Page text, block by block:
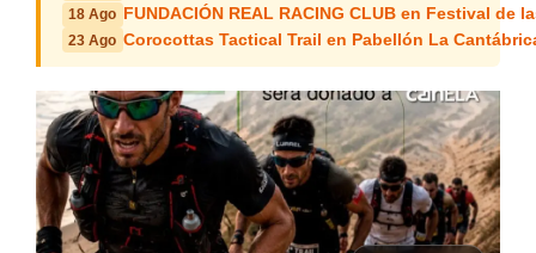
18 Ago FUNDACIÓN REAL RACING CLUB en Festival de
23 Ago Corocottas Tactical Trail en Pabellón La